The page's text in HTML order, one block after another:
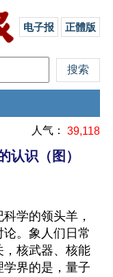
电子报 正體版
人气： 39,118
认识（图）
学的领头羊，
。象人们日常
，核武器、核能
界的是，量子